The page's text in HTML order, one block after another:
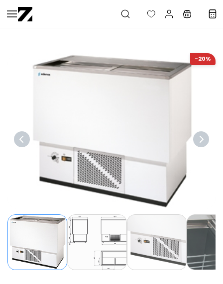
Saltar al
contenido
-20%